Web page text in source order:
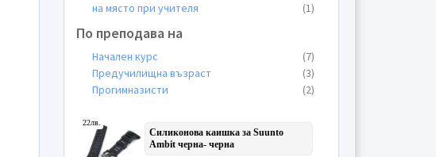
на място при учителя
(1)
По преподава на
Начален курс
(7)
Предучилищна възраст
(3)
Прогимназисти
(2)